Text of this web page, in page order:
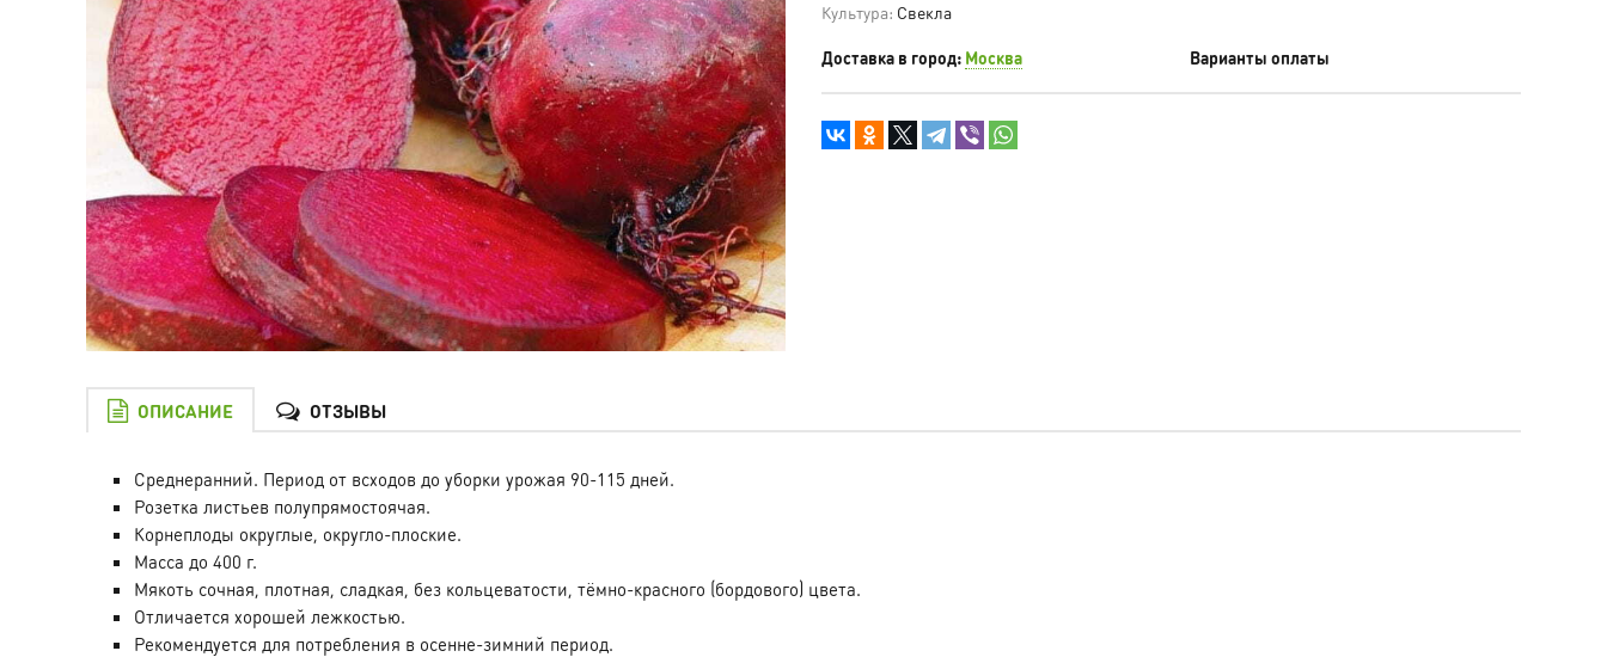
Культура: Свекла
Доставка в город: Москва Варианты оплаты
ОПИСАНИЕ ОТЗЫВЫ
Среднеранний. Период от всходов до уборки урожая 90-115 дней.
Розетка листьев полупрямостоячая.
Корнеплоды округлые, округло-плоские.
Масса до 400 г.
Мякоть сочная, плотная, сладкая, без кольцеватости, тёмно-красного (бордового) цвета.
Отличается хорошей лежкостью.
Рекомендуется для потребления в осенне-зимний период.